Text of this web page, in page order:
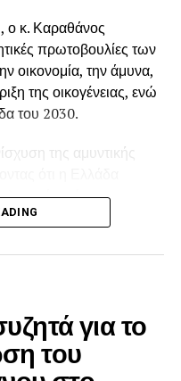
ο κ. Καραθάνος
πρωτοβουλίες των
οικονομία, την άμυνα,
της οικογένειας, ενώ
του 2030.
της αμυντικής
πρόγραμμα που
αεροσκαφών F-
η ενδυνάμωση των
προϋπόθεση για
χώρας.
για το
του